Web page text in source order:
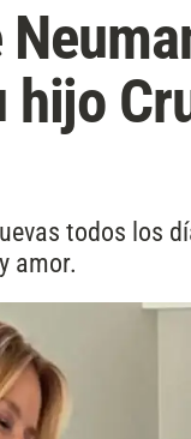
hijo
todos los
amor.